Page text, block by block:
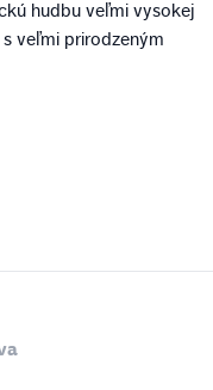
hudbu veľmi vysokej
veľmi prirodzeným